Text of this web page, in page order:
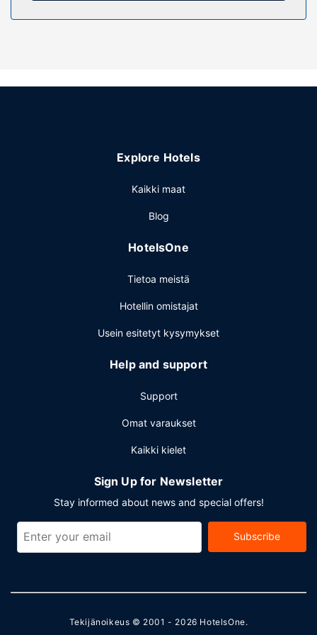
Kiinteistön miellyttävyys
ilmainen pääsy lähistöllä sijaitsevaan kuntoilutilaan,
baari/aulabaari. Halutessasi käytössäsi on myös
aamiainen kuuluu hintaan.
kuivapesula-/pesulapalvelut ja ympäri vuorokauden auki
omatoiminen pysäköinti.
Explore Hotels
Kaikki maat
Blog
HotelsOne
Tietoa meistä
Hotellin omistajat
Usein esitetyt kysymykset
Help and support
Support
Omat varaukset
Kaikki kielet
Sign Up for Newsletter
Stay informed about news and special offers!
Subscribe
Tekijänoikeus © 2001 - 2026 HotelsOne.